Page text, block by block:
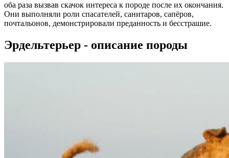
оба раза вызвав скачок интереса к породе после их окончания.
Они выполняли роли спасателей, санитаров, сапёров,
почтальонов, демонстрировали преданность и бесстрашие.
Эрдельтерьер - описание породы